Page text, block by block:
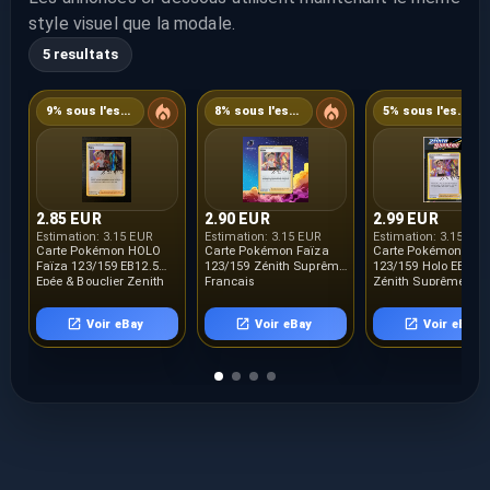
style visuel que la modale.
5 resultats
9% sous l'estimation
2.85 EUR
Estimation: 3.15 EUR
Carte Pokémon HOLO
Faïza 123/159 EB12.5
Epée & Bouclier Zenith
Voir eBay
8% sous l'estimation
2.90 EUR
Estimation: 3.15 EUR
Carte Pokémon Faïza
123/159 Zénith Suprême
Français
Voir eBay
5% sous l'estimation
2.99 EUR
Estimation: 3.15 EUR
Carte Pokémon
123/159 Holo EB12.5
Zénith Suprême FR
Voir eBay